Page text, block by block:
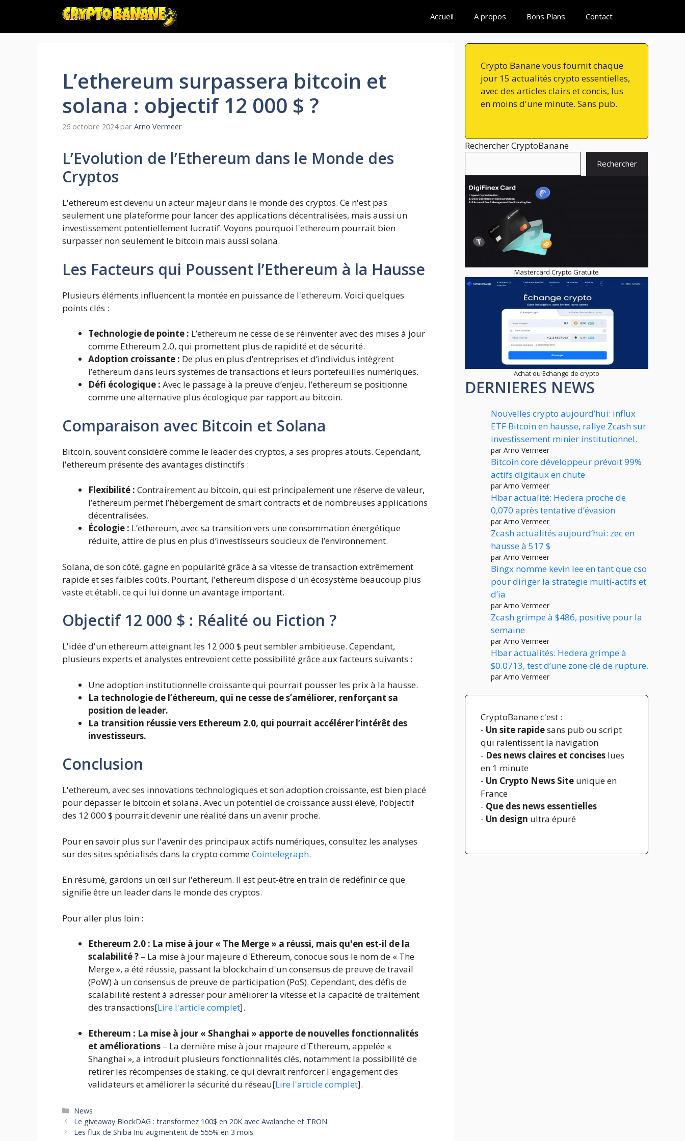
contenu
Accueil A propos Bons Plans Contact
L’ethereum surpassera bitcoin et
solana : objectif 12 000 $ ?
26 octobre 2024 par Arno Vermeer
L’Evolution de l’Ethereum dans le Monde des
Cryptos
L'ethereum est devenu un acteur majeur dans le monde des cryptos. Ce n'est pas
seulement une plateforme pour lancer des applications décentralisées, mais aussi un
investissement potentiellement lucratif. Voyons pourquoi l'ethereum pourrait bien
surpasser non seulement le bitcoin mais aussi solana.
Les Facteurs qui Poussent l’Ethereum à la Hausse
Plusieurs éléments influencent la montée en puissance de l'ethereum. Voici quelques
points clés :
Technologie de pointe : L’ethereum ne cesse de se réinventer avec des mises à jour
comme Ethereum 2.0, qui promettent plus de rapidité et de sécurité.
Adoption croissante : De plus en plus d’entreprises et d’individus intègrent
l’ethereum dans leurs systèmes de transactions et leurs portefeuilles numériques.
Défi écologique : Avec le passage à la preuve d’enjeu, l’ethereum se positionne
comme une alternative plus écologique par rapport au bitcoin.
Comparaison avec Bitcoin et Solana
Bitcoin, souvent considéré comme le leader des cryptos, a ses propres atouts. Cependant,
l'ethereum présente des avantages distinctifs :
Flexibilité : Contrairement au bitcoin, qui est principalement une réserve de valeur,
l’ethereum permet l’hébergement de smart contracts et de nombreuses applications
décentralisées.
Écologie : L’ethereum, avec sa transition vers une consommation énergétique
réduite, attire de plus en plus d’investisseurs soucieux de l’environnement.
Solana, de son côté, gagne en popularité grâce à sa vitesse de transaction extrêmement
rapide et ses faibles coûts. Pourtant, l'ethereum dispose d'un écosystème beaucoup plus
vaste et établi, ce qui lui donne un avantage important.
Objectif 12 000 $ : Réalité ou Fiction ?
L'idée d'un ethereum atteignant les 12 000 $ peut sembler ambitieuse. Cependant,
plusieurs experts et analystes entrevoient cette possibilité grâce aux facteurs suivants :
Une adoption institutionnelle croissante qui pourrait pousser les prix à la hausse.
La technologie de l’éthereum, qui ne cesse de s’améliorer, renforçant sa
position de leader.
La transition réussie vers Ethereum 2.0, qui pourrait accélérer l’intérêt des
investisseurs.
Conclusion
L'ethereum, avec ses innovations technologiques et son adoption croissante, est bien placé
pour dépasser le bitcoin et solana. Avec un potentiel de croissance aussi élevé, l'objectif
des 12 000 $ pourrait devenir une réalité dans un avenir proche.
Pour en savoir plus sur l'avenir des principaux actifs numériques, consultez les analyses
sur des sites spécialisés dans la crypto commeCointelegraph.
En résumé, gardons un œil sur l'ethereum. Il est peut-être en train de redéfinir ce que
signifie être un leader dans le monde des cryptos.
Pour aller plus loin :
Ethereum 2.0 : La mise à jour « The Merge » a réussi, mais qu'en est-il de la
scalabilité ? – La mise à jour majeure d'Ethereum, conocue sous le nom de « The
Merge », a été réussie, passant la blockchain d'un consensus de preuve de travail
(PoW) à un consensus de preuve de participation (PoS). Cependant, des défis de
scalabilité restent à adresser pour améliorer la vitesse et la capacité de traitement
des transactions[Lire l'article complet].
Ethereum : La mise à jour « Shanghai » apporte de nouvelles fonctionnalités
et améliorations – La dernière mise à jour majeure d'Ethereum, appelée «
Shanghai », a introduit plusieurs fonctionnalités clés, notamment la possibilité de
retirer les récompenses de staking, ce qui devrait renforcer l'engagement des
validateurs et améliorer la sécurité du réseau[Lire l'article complet].
Catégories
News
Le giveaway BlockDAG : transformez 100$ en 20K avec Avalanche et TRON
Les flux de Shiba Inu augmentent de 555% en 3 mois
Crypto Banane vous fournit chaque
jour 15 actualités crypto essentielles,
avec des articles clairs et concis, lus
en moins d'une minute. Sans pub.
Rechercher CryptoBanane
Rechercher
Mastercard Crypto Gratuite
Achat ou Echange de crypto
DERNIERES NEWS
Nouvelles crypto aujourd’hui: influx
ETF Bitcoin en hausse, rallye Zcash sur
investissement minier institutionnel.
par Arno Vermeer
Bitcoin core développeur prévoit 99%
actifs digitaux en chute
par Arno Vermeer
Hbar actualité: Hedera proche de
0,070 après tentative d’évasion
par Arno Vermeer
Zcash actualités aujourd’hui: zec en
hausse à 517 $
par Arno Vermeer
Bingx nomme kevin lee en tant que cso
pour diriger la strategie multi-actifs et
d’ia
par Arno Vermeer
Zcash grimpe à $486, positive pour la
semaine
par Arno Vermeer
Hbar actualités: Hedera grimpe à
$0.0713, test d’une zone clé de rupture.
par Arno Vermeer
CryptoBanane c'est :
- Un site rapidesans pub ou script
qui ralentissent la navigation
- Des news claires et concises lues
en 1 minute
- Un Crypto News Site unique en
France
- Que des news essentielles
- Un design ultra épuré